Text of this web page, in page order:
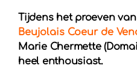
Tijdens het proeven
Beujolais Coeur de
Marie Chermette
heel enthousiast.